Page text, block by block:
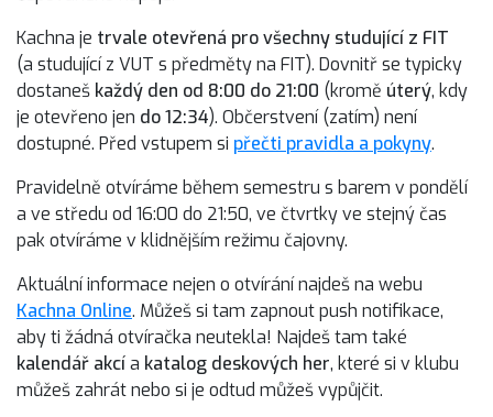
Kachna je trvale otevřená pro všechny studující z FIT
(a studující z VUT s předměty na FIT). Dovnitř se typicky
dostaneš každý den od 8:00 do 21:00 (kromě úterý, kdy
je otevřeno jen do 12:34). Občerstvení (zatím) není
dostupné. Před vstupem si přečti pravidla a pokyny.
Pravidelně otvíráme během semestru s barem v pondělí
a ve středu od 16:00 do 21:50, ve čtvrtky ve stejný čas
pak otvíráme v klidnějším režimu čajovny.
Aktuální informace nejen o otvírání najdeš na webu
Kachna Online. Můžeš si tam zapnout push notifikace,
aby ti žádná otvíračka neutekla! Najdeš tam také
kalendář akcía katalog deskových her, které si v klubu
můžeš zahrát nebo si je odtud můžeš vypůjčit.